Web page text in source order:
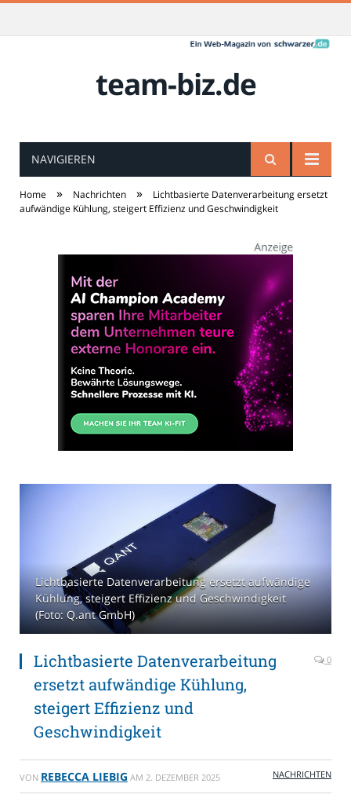
team-biz.de
NAVIGIEREN
Home » Nachrichten »
Lichtbasierte Datenverarbeitung ersetzt
aufwändige Kühlung, steigert Effizienz und Geschwindigkeit
Lichtbasierte Datenverarbeitung ersetzt aufwändige
Kühlung, steigert Effizienz und Geschwindigkeit
(Foto: Q.ant GmbH)
Lichtbasierte Datenverarbeitung
ersetzt aufwändige Kühlung,
steigert Effizienz und
Geschwindigkeit
0
VON REBECCA LIEBIG AM 2. DEZEMBER 2025 NACHRICHTEN